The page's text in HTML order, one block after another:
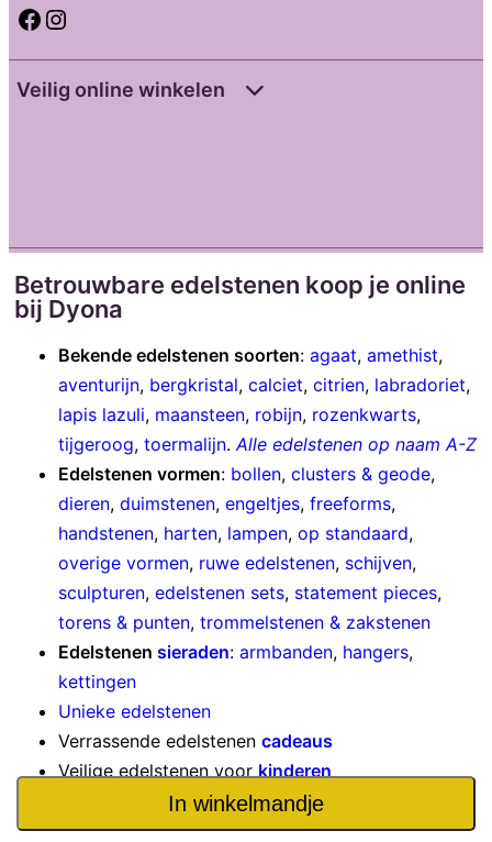
In winkelmandje
Facebook Instagram
Veilig online winkelen
Betrouwbare edelstenen koop je online
bij Dyona
Bekende edelstenen soorten: agaat, amethist,
aventurijn, bergkristal, calciet, citrien, labradoriet,
lapis lazuli, maansteen, robijn, rozenkwarts,
tijgeroog, toermalijn.Alle edelstenen op naam A-Z
Edelstenen vormen: bollen, clusters & geode,
dieren, duimstenen, engeltjes, freeforms,
handstenen, harten, lampen, op standaard,
overige vormen, ruwe edelstenen, schijven,
sculpturen, edelstenen sets, statement pieces,
torens & punten, trommelstenen & zakstenen
Edelstenen sieraden: armbanden, hangers,
kettingen
Unieke edelstenen
Verrassende edelstenen cadeaus
Veilige edelstenen voorkinderen
aanbiedingen